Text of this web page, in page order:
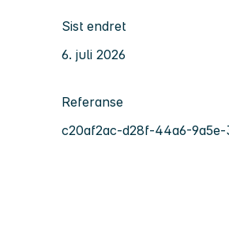
Sist endret
6. juli 2026
Referanse
c20af2ac-d28f-44a6-9a5e-